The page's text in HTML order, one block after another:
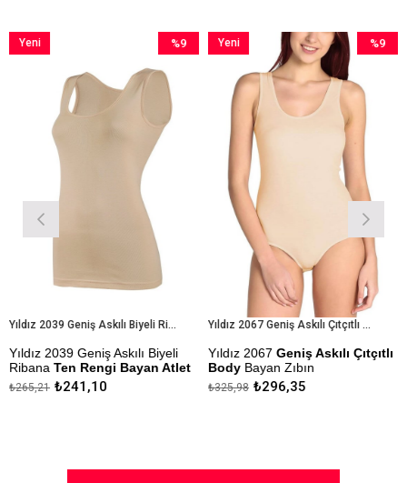
Yıldız 2039 Geniş Askılı Biyeli Ribana Ten Rengi Bayan Atlet
2039 Geniş Askılı Biyeli
Ten Rengi Bayan Atlet
Sanfor Testi
₺241,10
İndirim
%9İndirim
Yıldız 2067 Geniş Askılı Çıtçıtlı Body Bayan Zıbın
Yıldız 2067Geniş Askılı Çıtçıtlı
BodyBayan Zıbın
Çekmezlik Sanfor Testi
₺296,35
₺325,98
%9
İndirim
%9İndirim